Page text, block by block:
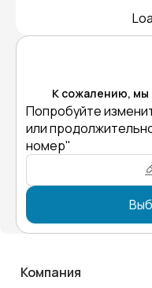
К сожалению, мы
Попробуйте
или
номер"
Компания